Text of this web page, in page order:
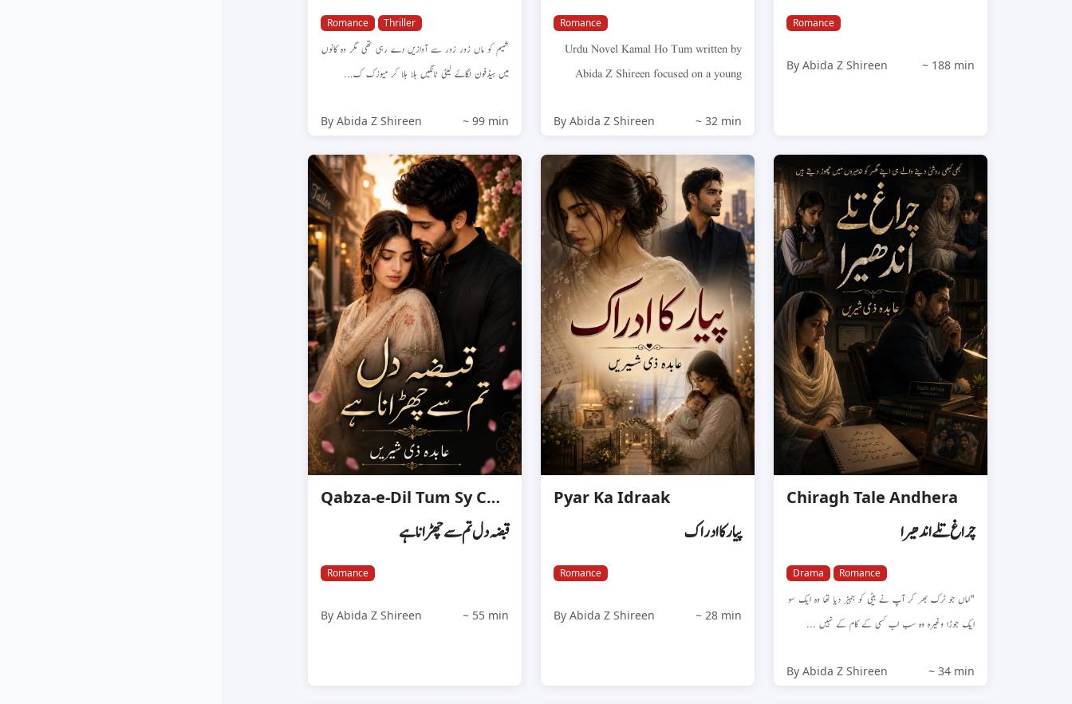
Romance Thriller
شمیم کو ماں زور زور سے آوازیں دے رہی تھی مگر وہ کانوں
میں ہیڈفون لگاۓ لیٹی ٹانگیں ہلا ہلا کر میوزک ک...
By Abida Z Shireen ~ 99 min
Romance
Urdu Novel Kamal Ho Tum written by
Abida Z Shireen focused on a young
By Abida Z Shireen ~ 32 min
Romance
By Abida Z Shireen ~ 188 min
Qabza-e-Dil Tum Sy Churana Hai
قبضہ دل تم سے چھڑانا ہے
Romance
By Abida Z Shireen ~ 55 min
Pyar Ka Idraak
پیار کا ادراک
Romance
By Abida Z Shireen ~ 28 min
Chiragh Tale Andhera
چراغ تلے اندھیرا
Drama Romance
"اماں جو ٹرک بھر کر آپ نے بیٹی کو جہیز دیا تھا وہ ایک سو
ایک جوڑا وغیرہ وہ سب اب کسی کے کام کے نہیں ...
By Abida Z Shireen ~ 34 min